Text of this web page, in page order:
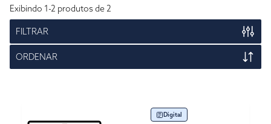
Exibindo 1-2 produtos de 2
FILTRAR
ORDENAR
Digital